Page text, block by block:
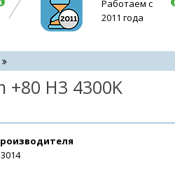
Работаем с
2011 года
H3 4300K